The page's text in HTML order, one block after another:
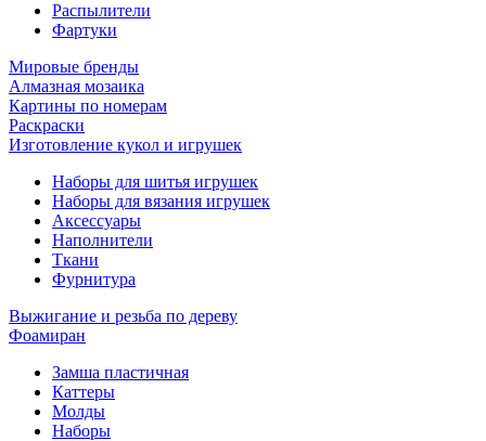
Распылители
Фартуки
Мировые бренды
Алмазная мозаика
Картины по номерам
Раскраски
Изготовление кукол и игрушек
Наборы для шитья игрушек
Наборы для вязания игрушек
Аксессуары
Наполнители
Ткани
Фурнитура
Выжигание и резьба по дереву
Фоамиран
Замша пластичная
Каттеры
Молды
Наборы